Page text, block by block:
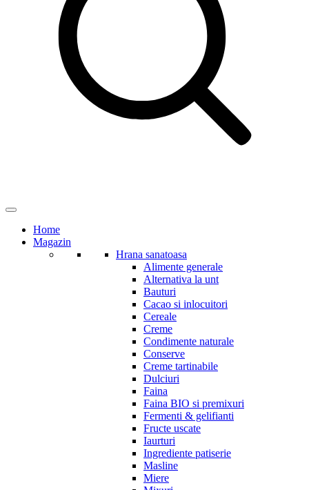
Home
Magazin
Hrana sanatoasa
Alimente generale
Alternativa la unt
Bauturi
Cacao si inlocuitori
Cereale
Creme
Condimente naturale
Conserve
Creme tartinabile
Dulciuri
Faina
Faina BIO si premixuri
Fermenti & gelifianti
Fructe uscate
Iaurturi
Ingrediente patiserie
Masline
Miere